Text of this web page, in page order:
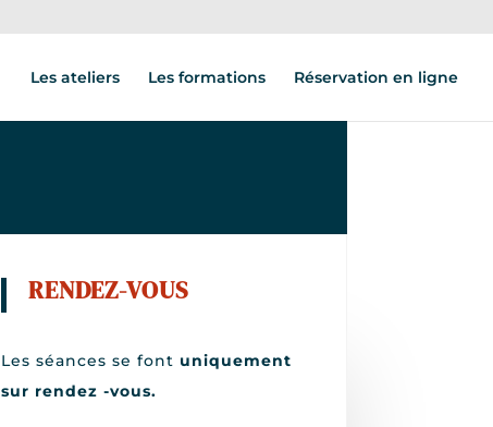
Les ateliers Les formations Réservation en ligne
RENDEZ-VOUS
Les séances se font uniquement
sur rendez -vous.